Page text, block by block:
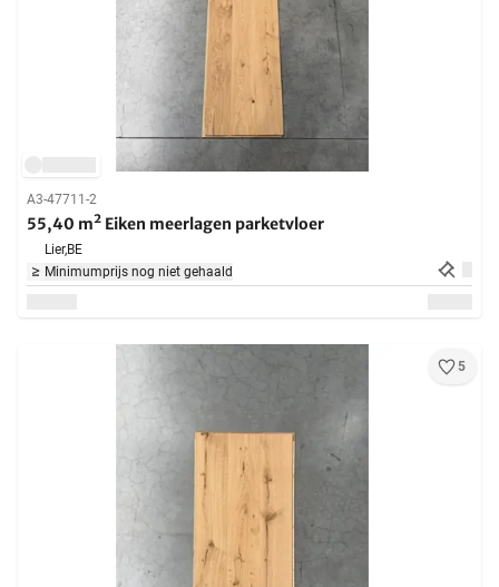
A3-47711-2
55,40 m² Eiken meerlagen parketvloer
Lier,BE
Minimumprijs nog niet gehaald
5